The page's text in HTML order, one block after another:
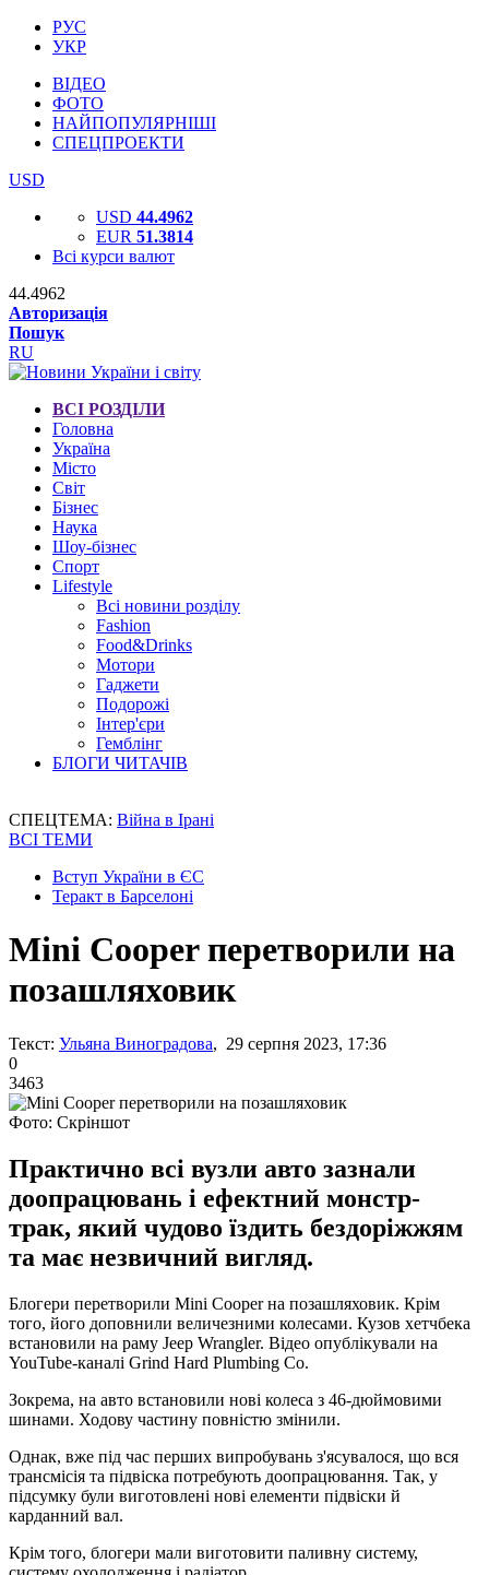
РУС
УКР
ВІДЕО
ФОТО
НАЙПОПУЛЯРНІШІ
СПЕЦПРОЕКТИ
USD
USD 44.4962
EUR 51.3814
Всі курси валют
44.4962
Авторизація
Пошук
RU
ВСІ РОЗДІЛИ
Головна
Україна
Місто
Світ
Бізнес
Наука
Шоу-бізнес
Спорт
Lifestyle
Всі новини розділу
Fashion
Food&Drinks
Мотори
Гаджети
Подорожі
Інтер'єри
Гемблінг
БЛОГИ ЧИТАЧІВ
СПЕЦТЕМА: Війна в Ірані
ВСІ ТЕМИ
Вступ України в ЄС
Теракт в Барселоні
Mini Cooper перетворили на
позашляховик
Текст: Ульяна Виноградова, 29 серпня 2023, 17:36
0
3463
Фото: Скріншот
Практично всі вузли авто зазнали
доопрацювань і ефектний монстр-
трак, який чудово їздить бездоріжжям
та має незвичний вигляд.
Блогери перетворили Mini Cooper на позашляховик. Крім
того, його доповнили величезними колесами. Кузов хетчбека
встановили на раму Jeep Wrangler. Відео опублікували на
YouTube-каналі Grind Hard Plumbing Co.
Зокрема, на авто встановили нові колеса з 46-дюймовими
шинами. Ходову частину повністю змінили.
Однак, вже під час перших випробувань з'ясувалося, що вся
трансмісія та підвіска потребують доопрацювання. Так, у
підсумку були виготовлені нові елементи підвіски й
карданний вал.
Крім того, блогери мали виготовити паливну систему,